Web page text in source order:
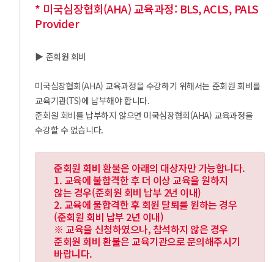
* 미국심장협회(AHA) 교육과정: BLS, ACLS, PALS
Provider
▶ 준회원 회비
미국심장협회(AHA) 교육과정을 수강하기 위해서는 준회원 회비를
교육기관(TS)에 납부해야 합니다.
준회원 회비를 납부하지 않으면 미국심장협회(AHA) 교육과정을
수강할 수 없습니다.
준회원 회비 환불은 아래의 대상자만 가능합니다.
1. 교육에 불합격한 후 더 이상 교육을 원하지
않는 경우(준회원 회비 납부 2년 이내)
2. 교육에 불합격한 후 회원 탈퇴를 원하는 경우
(준회원 회비 납부 2년 이내)
※ 교육을 신청하였으나, 참석하지 않은 경우
준회원 회비 환불은 교육기관으로 문의해주시기
바랍니다.